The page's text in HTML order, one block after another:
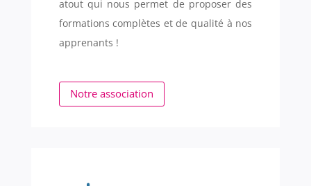
atout qui nous permet de proposer des
formations complètes et de qualité à nos
apprenants !
Notre association